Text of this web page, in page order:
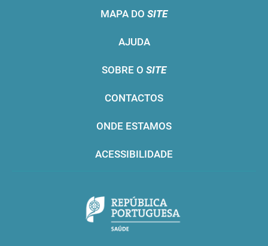
MAPA DO SITE
AJUDA
SOBRE O SITE
CONTACTOS
ONDE ESTAMOS
ACESSIBILIDADE